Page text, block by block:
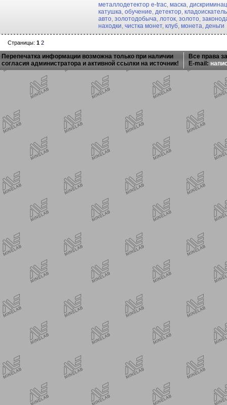
металлодетектор e-trac, маска,
катушка, обучение, детектор, кладоискатель
авто, золотодобыча, лоток, золото,
находки, чистка монет, клуб, монета, деньги
Страницы: 1 2
Перепечатка информации возможна только при наличии
согласия администратора и активной ссылки на источник!
Все права
E-mail: